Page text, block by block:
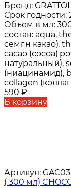
Бренд:
Срок годности:
Объем в мл:
состав: aqua,
семян какао),
cacao (cocoa)
натуральный),
(ниацинамид),
collagen
590 ₽
В корзину
Артикул: GAC03
( 300 мл)